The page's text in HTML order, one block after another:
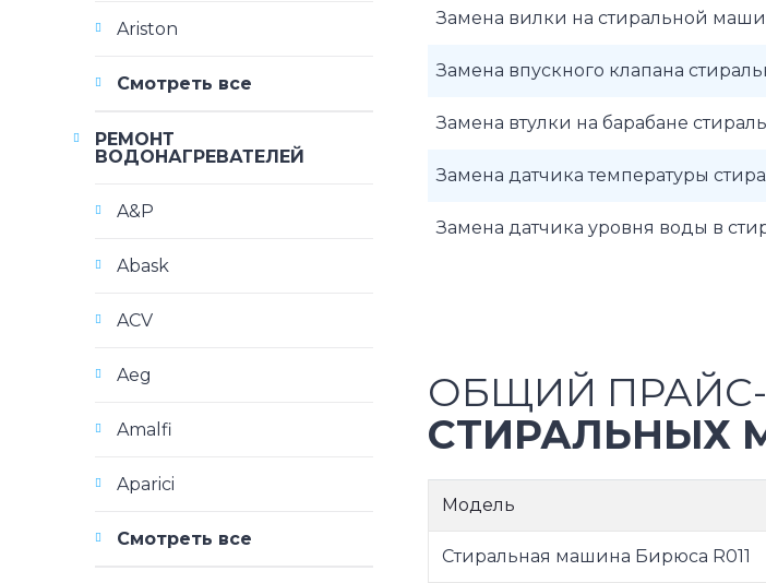
Замена вилки на стиральной
Замена впускного клапана
Замена втулки на барабане
Замена датчика температуры
Замена датчика уровня воды в
ОБЩИЙ
СТИРАЛЬНЫХ
Модель
Стиральная машина Бирюса R011
Ariston
Смотреть все
РЕМОНТ
ВОДОНАГРЕВАТЕЛЕЙ
A&P
Abask
ACV
Aeg
Amalfi
Aparici
Смотреть все